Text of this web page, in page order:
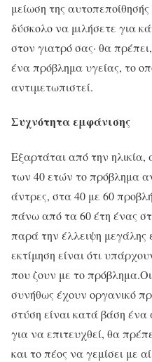
μείωση της
δύσκολο να μιλήσετε για
στον γιατρό σας· θα
ένα πρόβλημα υγείας, το
αντιμετωπιστεί.
Συχνότητα εμφάνισης
Εξαρτάται από την ηλικία,
των 40 ετών το πρόβλημα
άντρες, στα 40 με 60
πάνω από τα 60 έτη ένας
παρά την έλλειψη μεγάλης
εκτίμηση είναι ότι
που ζουν με το
συνήθως έχουν οργανικό
στύση είναι κατά βάση
για να επιτευχθεί, θα
και το πέος να γεμίσει με